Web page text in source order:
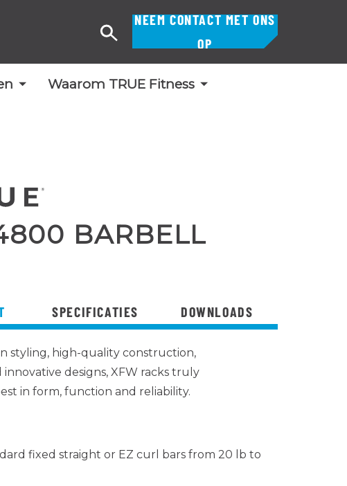
Waarom TRUE Fitness
NEEM CONTACT MET ONS
OP
Zoek
BARBELL
SPECIFICATIES DOWNLOADS
styling, high-quality construction,
designs, XFW racks truly
in form, function and reliability.
fixed straight or EZ curl bars from 20 lb to